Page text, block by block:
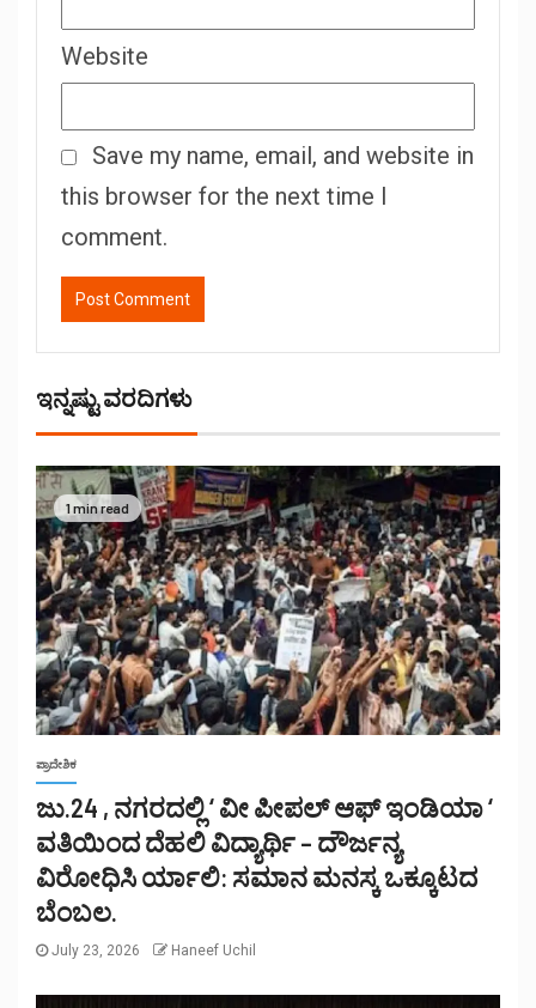
Website
Save my name, email, and website in
this browser for the next time I
comment.
ಇನ್ನಷ್ಟು ವರದಿಗಳು
1 min read
ಪ್ರಾದೇಶಿಕ
ಜು.24 , ನಗರದಲ್ಲಿ ‘ ವೀ ಪೀಪಲ್ ಆಫ್ ಇಂಡಿಯಾ ‘
ವತಿಯಿಂದ ದೆಹಲಿ ವಿದ್ಯಾರ್ಥಿ – ದೌರ್ಜನ್ಯ
ವಿರೋಧಿಸಿ ರ್ಯಾಲಿ: ಸಮಾನ ಮನಸ್ಕ ಒಕ್ಕೂಟದ
ಬೆಂಬಲ.
July 23, 2026 Haneef Uchil